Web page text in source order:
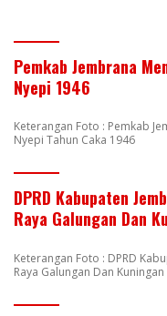
Pemkab Jembrana
Nyepi 1946
Keterangan Foto : Pemkab
Nyepi Tahun Caka 1946
DPRD Kabupaten
Raya Galungan Dan
Keterangan Foto : DPRD
Raya Galungan Dan